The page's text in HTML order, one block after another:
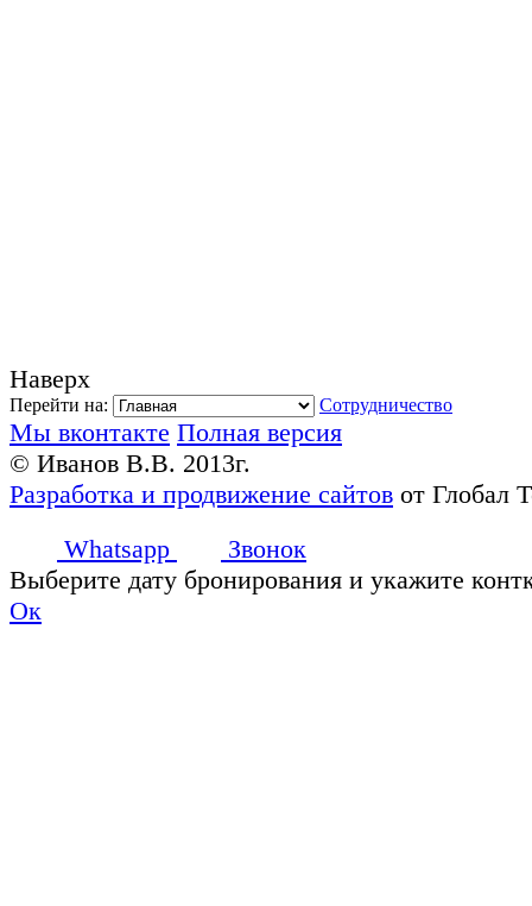
Наверх
Перейти на: Сотрудничество
Мы вконтакте Полная версия
© Иванов В.В. 2013г.
Разработка и продвижение сайтов от Глобал
Whatsapp
Звонок
Выберите дату бронирования и укажите
Ок